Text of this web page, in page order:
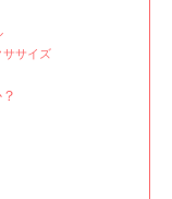
ササイズ